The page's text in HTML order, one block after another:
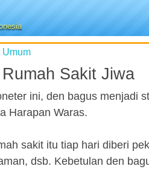
Umum
Sakit Jiwa
ini, den bagus menjadi
Harapan Waras.
sakit itu tiap hari diberi
dsb. Kebetulan den